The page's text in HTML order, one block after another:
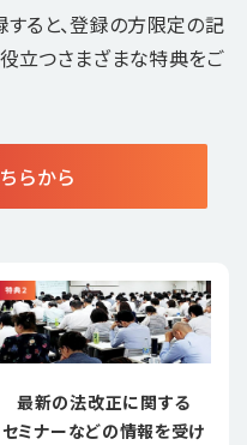
すると、登録の方限定の記
立つさまざまな特典をご
らから
最新の法改正に関する
セミナーなどの情報を受け